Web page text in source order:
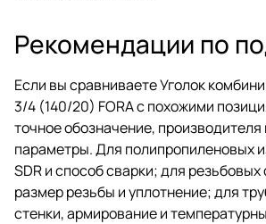
Рекомендации по
Если вы сравниваете Уголок
3/4 (140/20) FORA с похожими
точное обозначение, производителя
параметры. Для полипропиленовых
SDR и способ сварки; для
размер резьбы и уплотнение; для
стенки, армирование и